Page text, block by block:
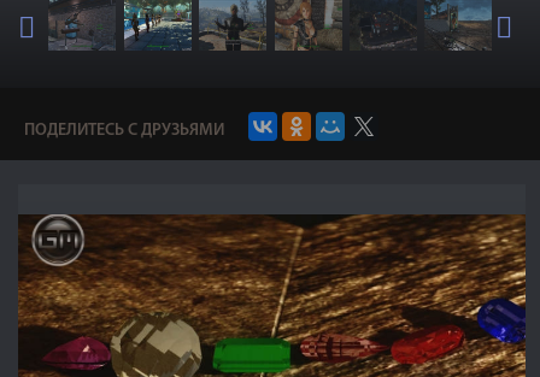
ПОДЕЛИТЕСЬ С ДРУЗЬЯМИ